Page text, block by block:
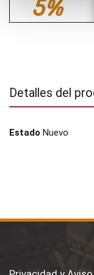
Detalles del
Estado Nuevo